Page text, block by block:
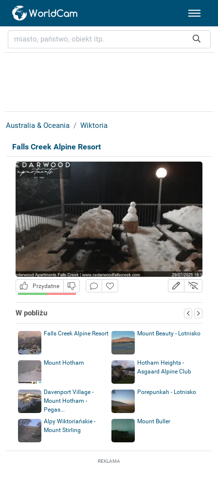
Australia & Oceania Wiktoria
Falls Creek Alpine Resort
Przydatne
W pobliżu
Falls Creek Alpine Resort Mount Beauty - Lotnisko
Mount Hotham
Hotham Heights -
Asgaard Alpine Club
Davenport Village -
Mount Hotham -
Pegas...
Porepunkah - Lotnisko
Alpy Wiktoriańskie -
Mount Stirling
Mount Buller
REKLAMA